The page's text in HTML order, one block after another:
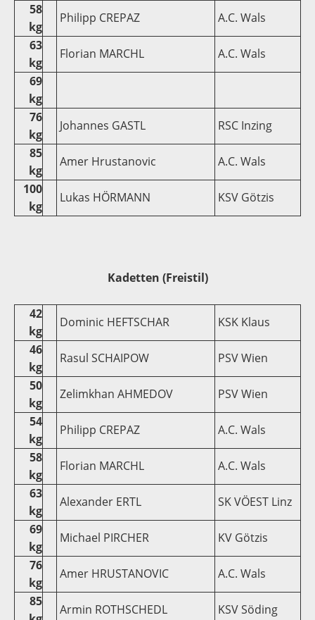
58
kg
Philipp CREPAZ
A.C. Wals
63
kg
Florian MARCHL
A.C. Wals
69
kg
76
kg
Johannes GASTL
RSC Inzing
85
kg
Amer Hrustanovic
A.C. Wals
100
kg
Lukas HÖRMANN KSV Götzis
Kadetten (Freistil)
42
kg
Dominic HEFTSCHAR
KSK Klaus
46
kg
Rasul SCHAIPOW
PSV Wien
50
kg
Zelimkhan AHMEDOV
PSV Wien
54
kg
Philipp CREPAZ
A.C. Wals
58
kg
Florian MARCHL
A.C. Wals
63
kg
Alexander ERTL
SK VÖEST Linz
69
kg
Michael PIRCHER
KV Götzis
76
kg
Amer HRUSTANOVIC
A.C. Wals
85
Armin ROTHSCHEDL KSV Söding